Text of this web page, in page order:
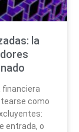
la
como
entrada, o